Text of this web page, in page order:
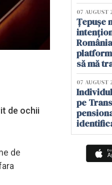
de ochii
de
07 AUGUST
Țepușe
să mă
07 AUGUST
pe